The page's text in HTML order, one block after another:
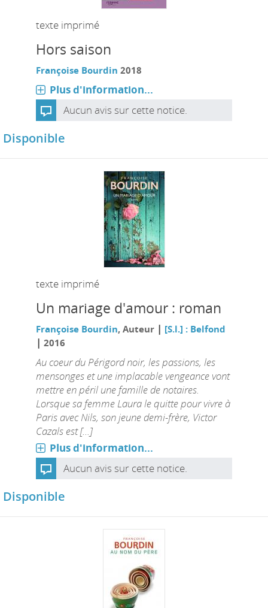
texte imprimé
Hors saison
Françoise Bourdin 2018
Plus d'information...
Aucun avis sur cette notice.
Disponible
texte imprimé
Un mariage d'amour : roman
Françoise Bourdin, Auteur | [S.l.] : Belfond
| 2016
Au coeur du Périgord noir, les passions, les
mensonges et une implacable vengeance vont
mettre en péril une famille de notaires.
Lorsque sa femme Laura le quitte pour vivre à
Paris avec Nils, son jeune demi-frère, Victor
Cazals est [...]
Plus d'information...
Aucun avis sur cette notice.
Disponible